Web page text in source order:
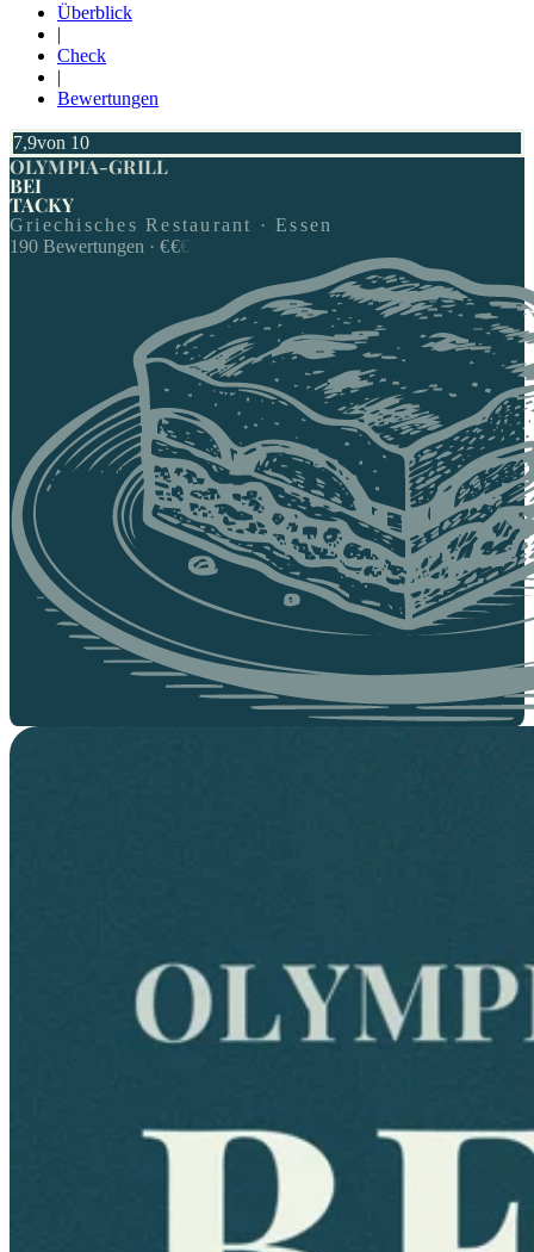
Überblick
|
Check
|
Bewertungen
7,9von 10
OLYMPIA-GRILL
BEI
TACKY
Griechisches Restaurant · Essen
190 Bewertungen · €€€